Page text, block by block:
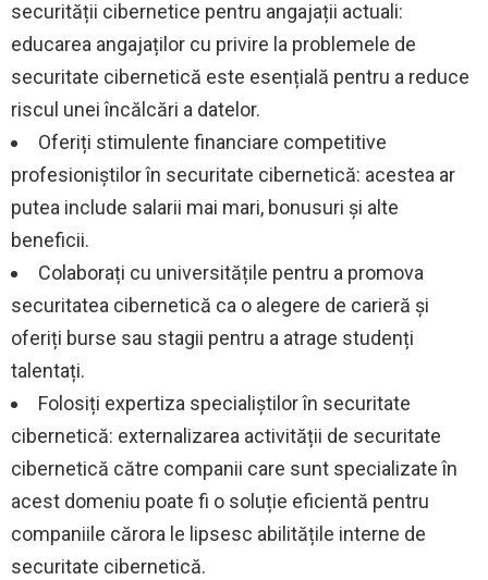
securității cibernetice pentru angajații actuali:
educarea angajaților cu privire la problemele de
securitate cibernetică este esențială pentru a reduce
riscul unei încălcări a datelor.
Oferiți stimulente financiare competitive
profesioniștilor în securitate cibernetică: acestea ar
putea include salarii mai mari, bonusuri și alte
beneficii.
Colaborați cu universitățile pentru a promova
securitatea cibernetică ca o alegere de carieră și
oferiți burse sau stagii pentru a atrage studenți
talentați.
Folosiți expertiza specialiștilor în securitate
cibernetică: externalizarea activității de securitate
cibernetică către companii care sunt specializate în
acest domeniu poate fi o soluție eficientă pentru
companiile cărora le lipsesc abilitățile interne de
securitate cibernetică.